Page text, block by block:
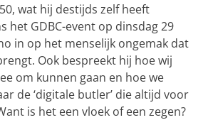
wat hij destijds zelf heeft
het GDBC-event op dinsdag 29
in op het menselijk ongemak dat
Ook bespreekt hij hoe wij
om kunnen gaan en hoe we
de ‘digitale butler’ die altijd voor
is het een vloek of een zegen?